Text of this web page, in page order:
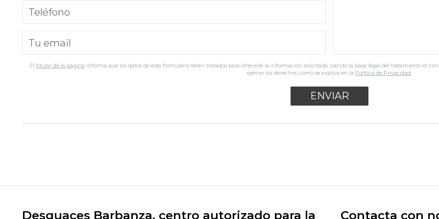
El titular de la página informa que los datos de este formulario serán tratados para ofrecerle la información solicitada, siendo la base legal del tratamiento el
ejercer los derechos como se explica en la Política de Privacidad
Desguaces Barbanza, centro autorizado para la Contacta con